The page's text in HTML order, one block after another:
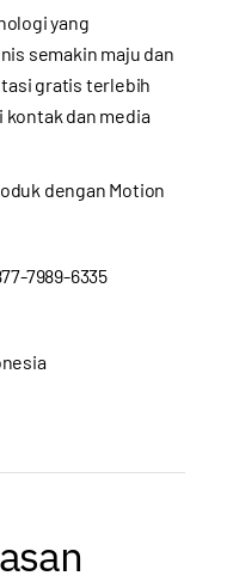
yang
semakin maju dan
gratis terlebih
dan media
dengan Motion
7989-6335